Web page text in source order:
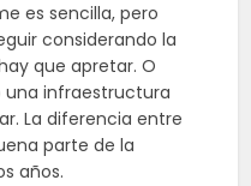
es sencilla, pero
considerando la
que apretar. O
infraestructura
La diferencia entre
parte de la
años.